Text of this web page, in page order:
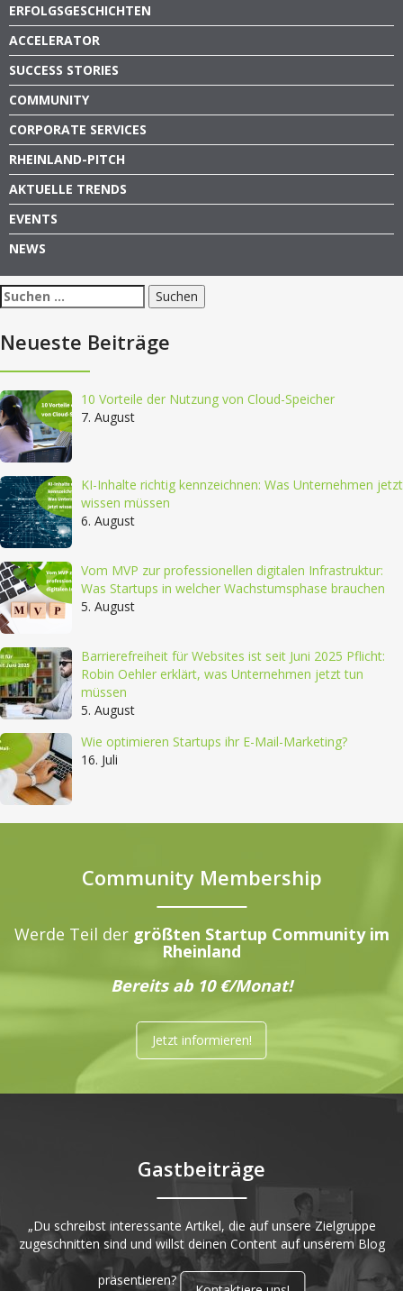
ERFOLGSGESCHICHTEN
ACCELERATOR
SUCCESS STORIES
COMMUNITY
CORPORATE SERVICES
RHEINLAND-PITCH
AKTUELLE TRENDS
EVENTS
NEWS
Suchen
nach:
Neueste Beiträge
10 Vorteile der Nutzung von Cloud-Speicher
7. August
KI-Inhalte richtig kennzeichnen: Was Unternehmen jetzt
wissen müssen
6. August
Vom MVP zur professionellen digitalen Infrastruktur:
Was Startups in welcher Wachstumsphase brauchen
5. August
Barrierefreiheit für Websites ist seit Juni 2025 Pflicht:
Robin Oehler erklärt, was Unternehmen jetzt tun
müssen
5. August
Wie optimieren Startups ihr E-Mail-Marketing?
16. Juli
Community Membership
Werde Teil der größten Startup Community im
Rheinland
Bereits ab 10 €/Monat!
Jetzt informieren!
Gastbeiträge
„Du schreibst interessante Artikel, die auf unsere Zielgruppe
zugeschnitten sind und willst deinen Content auf unserem Blog
präsentieren?